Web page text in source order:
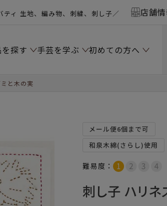
ティ 生地、編み物、刺繍、刺し子／ 店舗
探す 手芸を学ぶ 初めての方へ
と木の実
メール便6個まで可
和泉木綿(さらし)使用
難易度：
刺し子 ハリネ